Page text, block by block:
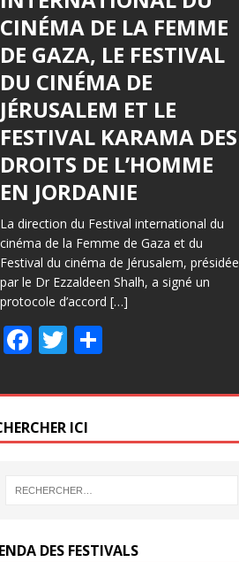
CINÉMA DE LA FEMME
DE GAZA, LE FESTIVAL
DU CINÉMA DE
JÉRUSALEM ET LE
FESTIVAL KARAMA DES
DROITS DE L’HOMME
EN JORDANIE
La direction du Festival international du
cinéma de la Femme de Gaza et du
Festival du cinéma de Jérusalem, présidée
par le Dr Ezzaldeen Shalh, a signé un
protocole d’accord […]
F
e
b
o
o
T
itt
er
P
ta
er
ICI
DES FESTIVALS